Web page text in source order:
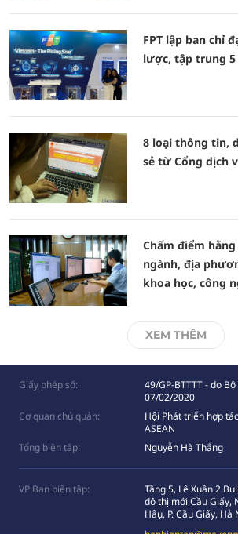
FPT lập ban chỉ
lược, tập trung
8 loại thông tin,
sẻ từ Cổng dịch
Chấm điểm
ngành, địa
khoa học, công
XEM THÊM
Giấy phép số:
49/GP-BTTTT - do
07/02/2020
Cơ quan chủ quản:
Hội Phát triển hợp
ASEAN
Tổng biên tập:
Nguyễn Hà Thắng
VP Ban biên tập:
Tầng 5, Lê Xuân 2
đô thị mới Cầu Giấy,
Hâụ, P. Cầu Giấy, Hà